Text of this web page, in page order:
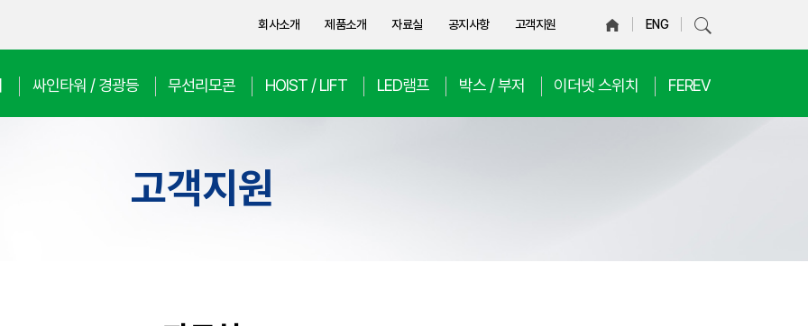
싸인타워 / 경광등 무선리모콘 HOIST / LIFT LED램프 박스 / 부저 이더넷 스위치 FEREV
회사소개 제품소개 자료실 공지사항 고객지원 ENG
고객지원